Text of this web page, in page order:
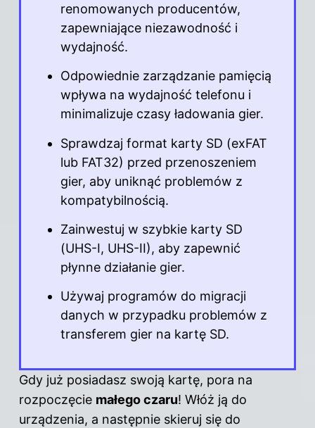
renomowanych producentów,
zapewniające niezawodność i
wydajność.
Odpowiednie zarządzanie pamięcią
wpływa na wydajność telefonu i
minimalizuje czasy ładowania gier.
Sprawdzaj format karty SD (exFAT
lub FAT32) przed przenoszeniem
gier, aby uniknąć problemów z
kompatybilnością.
Zainwestuj w szybkie karty SD
(UHS-I, UHS-II), aby zapewnić
płynne działanie gier.
Używaj programów do migracji
danych w przypadku problemów z
transferem gier na kartę SD.
Gdy już posiadasz swoją kartę, pora na
rozpoczęcie małego czaru! Włóż ją do
urządzenia, a następnie skieruj się do